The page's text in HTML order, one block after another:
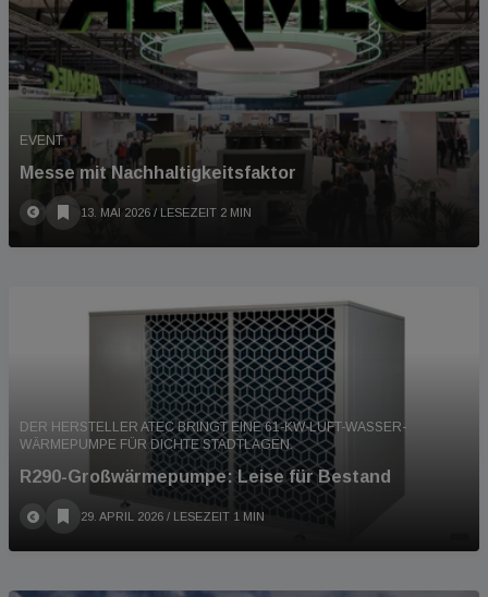
EVENT
Messe mit Nachhaltigkeitsfaktor
13. MAI 2026 / LESEZEIT 2 MIN
DER HERSTELLER ATEC BRINGT EINE 61-KW-LUFT-WASSER-
WÄRMEPUMPE FÜR DICHTE STADTLAGEN.
R290-Großwärmepumpe: Leise für Bestand
29. APRIL 2026 / LESEZEIT 1 MIN